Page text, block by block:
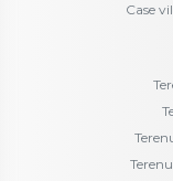
Case